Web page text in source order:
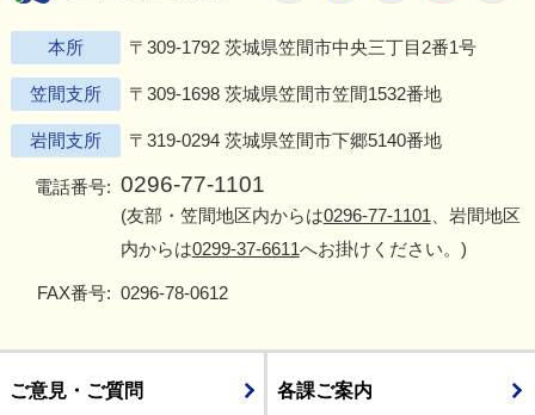
本所 〒309-1792 茨城県笠間市中央三丁目2番1号
笠間支所 〒309-1698 茨城県笠間市笠間1532番地
岩間支所 〒319-0294 茨城県笠間市下郷5140番地
電話番号: 0296-77-1101
(友部・笠間地区内からは0296-77-1101 、岩間地区
内からは0299-37-6611へお掛けください。)
FAX番号: 0296-78-0612
ご意見・ご質問 各課ご案内